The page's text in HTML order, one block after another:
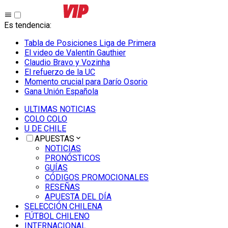
Es tendencia:
Tabla de Posiciones Liga de Primera
El video de Valentín Gauthier
Claudio Bravo y Vozinha
El refuerzo de la UC
Momento crucial para Darío Osorio
Gana Unión Española
ULTIMAS NOTICIAS
COLO COLO
U DE CHILE
APUESTAS
NOTICIAS
PRONÓSTICOS
GUÍAS
CÓDIGOS PROMOCIONALES
RESEÑAS
APUESTA DEL DÍA
SELECCIÓN CHILENA
FÚTBOL CHILENO
INTERNACIONAL